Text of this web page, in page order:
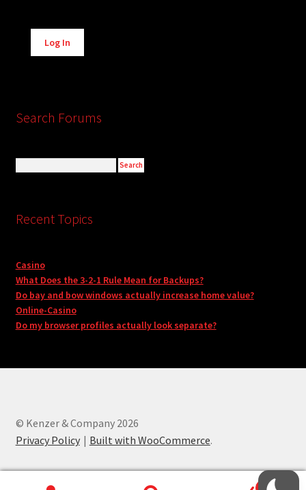
Alternative:
Log In
Search Forums
Recent Topics
Casino
What Does the 3-2-1 Rule Mean for Backups?
Do bay and bow windows actually increase home value?
Online-Casino
Do my browser profiles actually look separate?
© Kenzer & Company 2026
Privacy Policy
Built with WooCommerce.